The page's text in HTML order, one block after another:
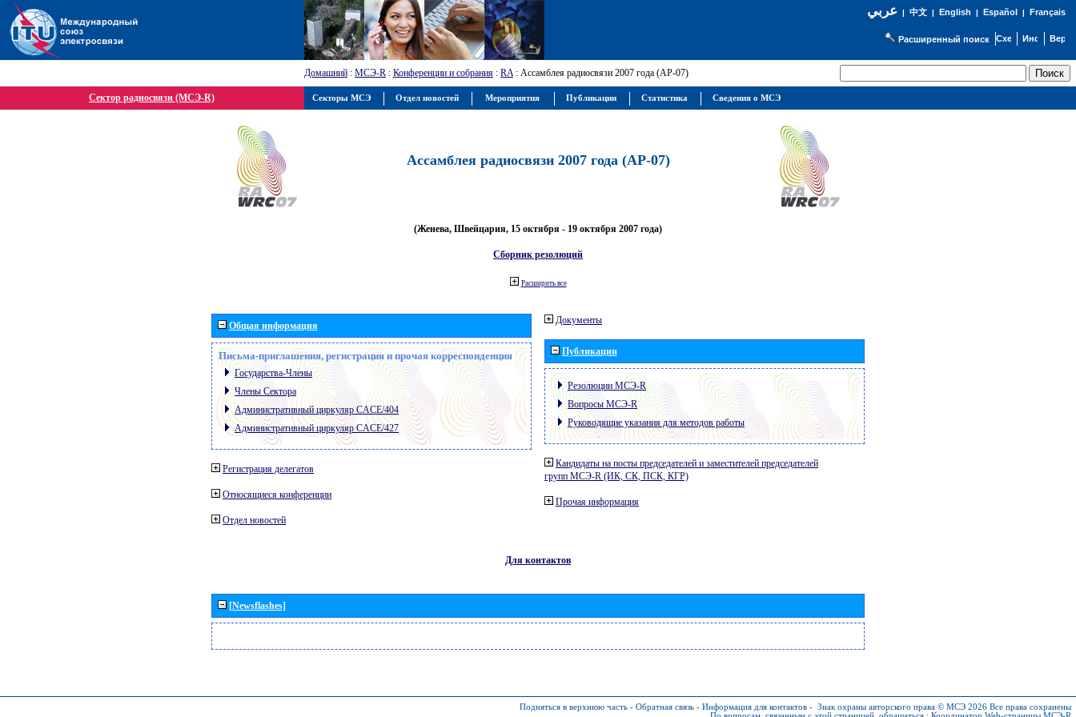
عربي| 中文| English | Español | Français
Расширенный поиск
Домашний : МСЭ-R : Конференции и собрания : RA: Ассамблея радиосвязи 2007 года (АР-07)
Сектор радиосвязи (МСЭ-R)
Ассамблея радиосвязи 2007 года (АР-07)
(Женева, Швейцария, 15 октября - 19 октября 2007 года)
Сборник резолюций
Расширить все
Общая информация
Письма-приглашения, регистрация и прочая корреспонденция
Государства-Члены
Члены Сектора
Административный циркуляр CACE/404
Административный циркуляр CACE/427
Регистрация делегатов
Относящиеся конференции
Отдел новостей
Документы
Публикации
Резолюции МСЭ-R
Вопросы МСЭ-R
Руководящие указания для методов работы
Кандидаты на посты председателей и заместителей председателей
групп МСЭ-R (ИК, СК, ПСК, КГР)
Прочая информация
Для контактов
[Newsflashes]
Подняться в верхнюю часть - Обратная связь - Информация для контактов - Знак охраны авторского права © МСЭ 2026 Все права сохранены
Секторы МСЭ Отдел новостей Мероприятия Публикации Статистика Сведения о МСЭ